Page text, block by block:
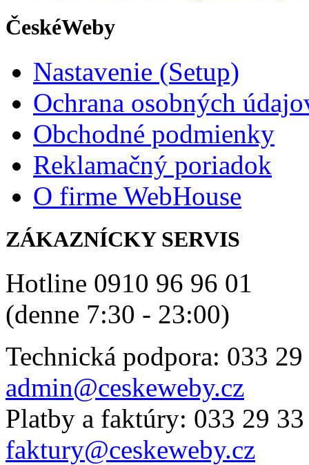
ČeskéWeby
Nastavenie (Setup)
Ochrana osobných
Obchodné podmienky
Reklamačný poriadok
O firme WebHouse
ZÁKAZNÍCKY SERVIS
Hotline 0910 96 96 01
(denne 7:30 - 23:00)
Technická podpora: 033
admin@ceskeweby.cz
Platby a faktúry: 033 29
faktury@ceskeweby.cz